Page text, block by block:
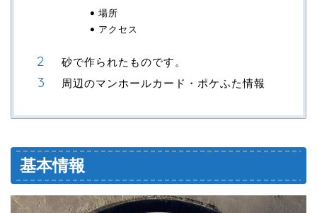
場所
アクセス
砂で作られたものです。
周辺のマンホールカード・ポケふた情報
基本情報